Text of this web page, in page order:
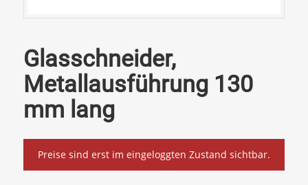
Glasschneider,
Metallausführung 130
mm lang
Preise sind erst im eingeloggten Zustand sichtbar.